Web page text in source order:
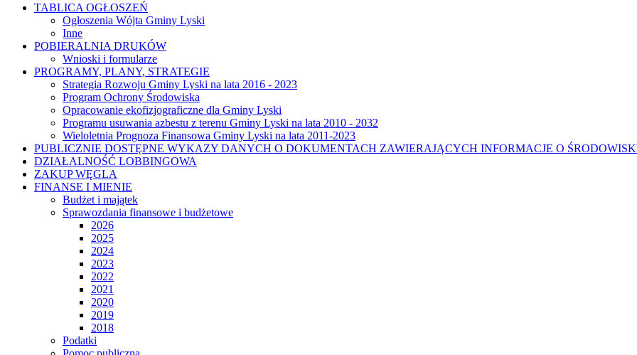
TABLICA OGŁOSZEŃ
Ogłoszenia Wójta Gminy Lyski
Inne
POBIERALNIA DRUKÓW
Wnioski i formularze
PROGRAMY, PLANY, STRATEGIE
Strategia Rozwoju Gminy Lyski na lata 2016 - 2023
Program Ochrony Środowiska
Opracowanie ekofizjograficzne dla Gminy Lyski
Programu usuwania azbestu z terenu Gminy Lyski na lata 2010 - 2032
Wieloletnia Prognoza Finansowa Gminy Lyski na lata 2011-2023
PUBLICZNIE DOSTĘPNE WYKAZY DANYCH O DOKUMENTACH ZAWIERAJĄCYCH INFORMACJE O
DZIAŁALNOŚĆ LOBBINGOWA
ZAKUP WĘGLA
FINANSE I MIENIE
Budżet i majątek
Sprawozdania finansowe i budżetowe
2026
2025
2024
2023
2022
2021
2020
2019
2018
Podatki